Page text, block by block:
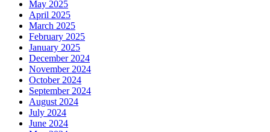
May 2025
April 2025
March 2025
February 2025
January 2025
December 2024
November 2024
October 2024
September 2024
August 2024
July 2024
June 2024